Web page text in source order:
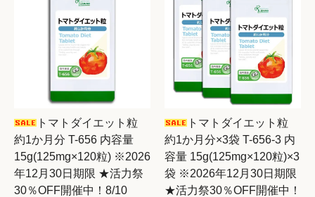
トマトダイエット粒
約1か月分 T-656 内容量
15g(125mg×120粒) ※2026
年12月30日期限 ★活力祭
30％OFF開催中！8/10
トマトダイエット粒
約1か月分×3袋 T-656-3 内
容量 15g(125mg×120粒)×3
袋 ※2026年12月30日期限
★活力祭30％OFF開催中！